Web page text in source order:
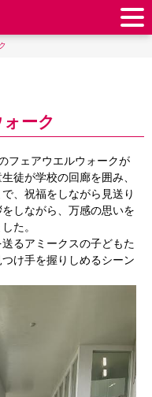
・校章
・諸費一覧
情報
パートナーシップ
り保育
ートランチ
（PTA活動）
・入学について
ズ／ジュニアクラブ
ールバス
・諸費一覧
ズ／ジュニアクラブ
後の進路
・入学について
・転入 お問い合わせ
ーク
フェアウエルウォークが
徒が学校の回廊を囲み、
、祝福をしながら見送り
しながら、万感の思いを
た。
るアミークスの子どもた
け手を握りしめるシーン